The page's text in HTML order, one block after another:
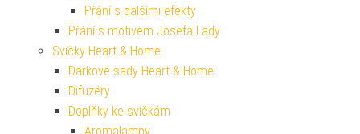
Přání s dalšími efekty
Přání s motivem Josefa Lady
Svíčky Heart & Home
Dárkové sady Heart & Home
Difuzéry
Doplňky ke svíčkám